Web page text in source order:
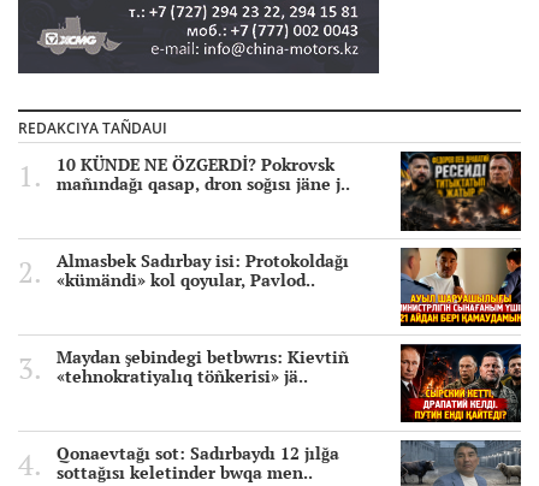
REDAKCIYA TAÑDAUI
10 KÜNDE NE ÖZGERDİ? Pokrovsk
mañındağı qasap, dron soğısı jäne j..
Almasbek Sadırbay isi: Protokoldağı
«kümändi» kol qoyular, Pavlod..
Maydan şebindegi betbwrıs: Kievtiñ
«tehnokratiyalıq töñkerisi» jä..
Qonaevtağı sot: Sadırbaydı 12 jılğa
sottağısı keletinder bwqa men..